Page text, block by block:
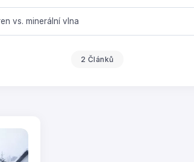
2 Článků